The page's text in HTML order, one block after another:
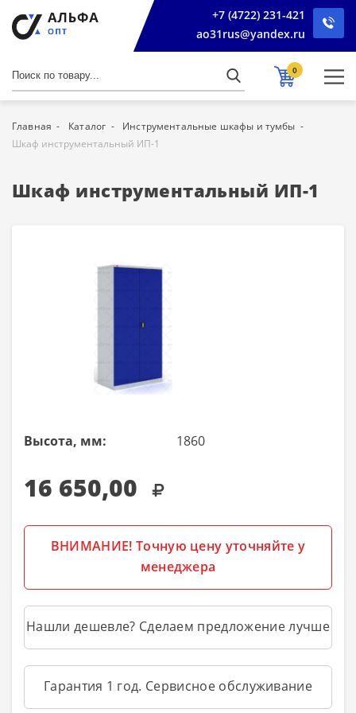
+7 (4722) 231-421
ao31rus@yandex.ru
0
Главная Каталог
Инструментальные шкафы и тумбы
Шкаф инструментальный ИП-1
Шкаф инструментальный ИП-1
Высота, мм: 1860
16 650,00
ВНИМАНИЕ! Точную цену уточняйте у
менеджера
Нашли дешевле? Сделаем предложение лучше
Гарантия 1 год. Сервисное обслуживание